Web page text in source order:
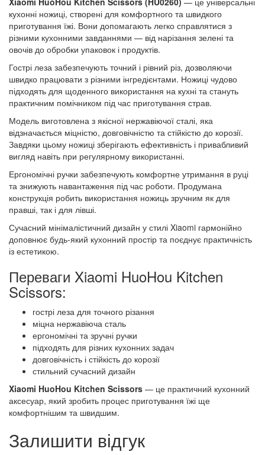
кухонні ножиці, створені для комфортного та швидкого
приготування їжі. Вони допомагають легко справлятися з
різними кухонними завданнями — від нарізання зелені та
овочів до обробки упаковок і продуктів.
Гострі леза забезпечують точний і рівний різ, дозволяючи
швидко працювати з різними інгредієнтами. Ножиці чудово
підходять для щоденного використання на кухні та стануть
практичним помічником під час приготування страв.
Модель виготовлена з якісної нержавіючої сталі, яка
відзначається міцністю, довговічністю та стійкістю до корозії.
Завдяки цьому ножиці зберігають ефективність і привабливий
вигляд навіть при регулярному використанні.
Ергономічні ручки забезпечують комфортне утримання в руці
та знижують навантаження під час роботи. Продумана
конструкція робить використання ножиць зручним як для
правші, так і для лівші.
Сучасний мінімалістичний дизайн у стилі Xiaomi гармонійно
доповнює будь-який кухонний простір та поєднує практичність
із естетикою.
Переваги Xiaomi HuoHou Kitchen
Scissors:
гострі леза для точного різання
міцна нержавіюча сталь
ергономічні та зручні ручки
підходять для різних кухонних задач
довговічність і стійкість до корозії
стильний сучасний дизайн
Xiaomi HuoHou Kitchen Scissors — це практичний кухонний
аксесуар, який зробить процес приготування їжі ще
комфортнішим та швидшим.
Залишити відгук